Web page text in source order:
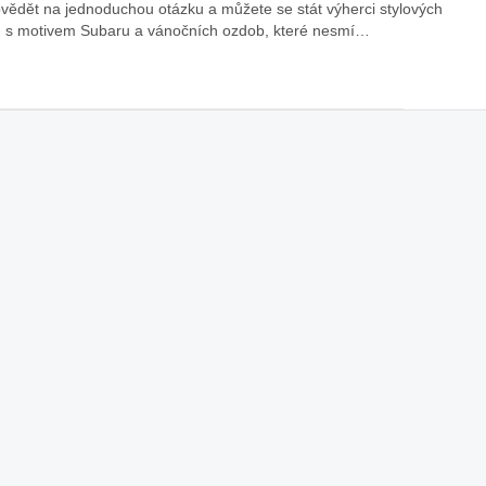
na jednoduchou otázku a můžete se stát výherci stylových
s motivem Subaru a vánočních ozdob, které nesmí…
správného poutání
stručně o autosedačkách
Zabavte děti na cestách